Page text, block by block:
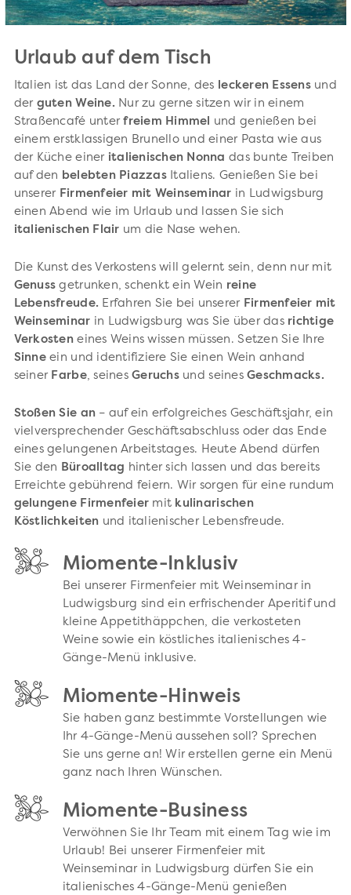
Urlaub auf dem Tisch
Italien ist das Land der Sonne, des leckeren Essensund
der guten Weine. Nur zu gerne sitzen wir in einem
Straßencafé unterfreiem Himmel und genießen bei
einem erstklassigen Brunello und einer Pasta wie aus
der Küche einer italienischen Nonna das bunte Treiben
auf den belebten PiazzasItaliens. Genießen Sie bei
unserer Firmenfeier mit Weinseminar in Ludwigsburg
einen Abend wie im Urlaub und lassen Sie sich
italienischen Flair um die Nase wehen.
Die Kunst des Verkostens will gelernt sein, denn nur mit
Genuss getrunken, schenkt ein Wein reine
Lebensfreude. Erfahren Sie bei unserer Firmenfeier mit
Weinseminar in Ludwigsburg was Sie über das richtige
Verkosteneines Weins wissen müssen. Setzen Sie Ihre
Sinneein und identifiziere Sie einen Wein anhand
seiner Farbe, seinesGeruchsund seinesGeschmacks.
Stoßen Sie an – auf ein erfolgreiches Geschäftsjahr, ein
vielversprechender Geschäftsabschluss oder das Ende
eines gelungenen Arbeitstages. Heute Abend dürfen
Sie den Büroalltag hinter sich lassen und das bereits
Erreichte gebührend feiern. Wir sorgen für eine rundum
gelungene Firmenfeier mit kulinarischen
Köstlichkeiten und italienischer Lebensfreude.
Miomente-Inklusiv
Bei unserer Firmenfeier mit Weinseminar in
Ludwigsburg sind ein erfrischender Aperitif und
kleine Appetithäppchen, die verkosteten
Weine sowie ein köstliches italienisches 4-
Gänge-Menü inklusive.
Miomente-Hinweis
Sie haben ganz bestimmte Vorstellungen wie
Ihr 4-Gänge-Menü aussehen soll? Sprechen
Sie uns gerne an! Wir erstellen gerne ein Menü
ganz nach Ihren Wünschen.
Miomente-Business
Verwöhnen Sie Ihr Team mit einem Tag wie im
Urlaub! Bei unserer Firmenfeier mit
Weinseminar in Ludwigsburg dürfen Sie ein
italienisches 4-Gänge-Menü genießen